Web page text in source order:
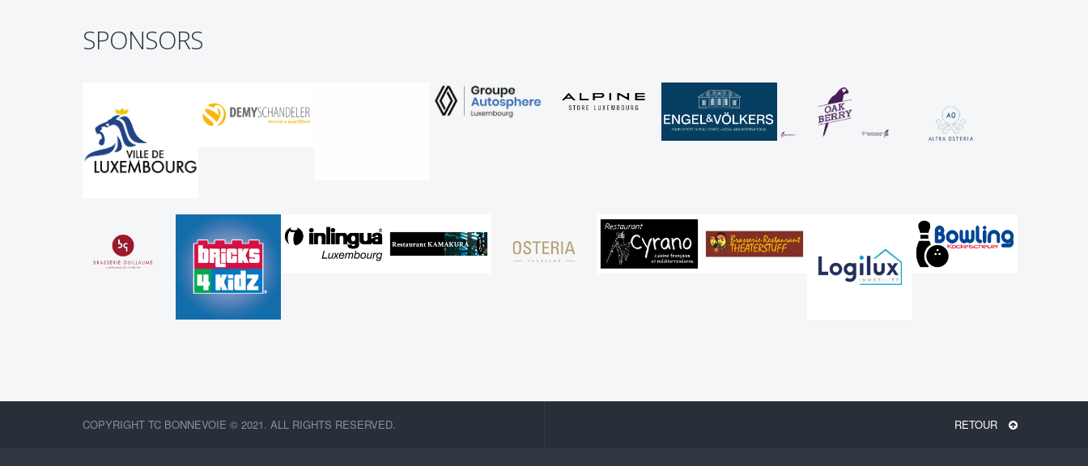
SPONSORS
COPYRIGHT TC BONNEVOIE © 2021. ALL RIGHTS RESERVED. RETOUR